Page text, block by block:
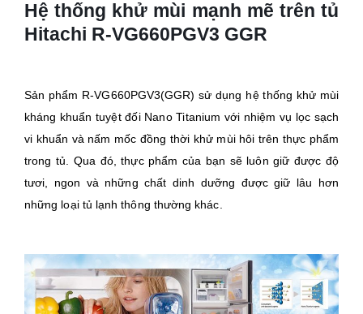
Hệ thống khử mùi mạnh mẽ trên tủ
Hitachi R-VG660PGV3 GGR
Sản phẩm R-VG660PGV3(GGR) sử dụng hệ thống khử mùi
kháng khuẩn tuyệt đối Nano Titanium với nhiệm vụ lọc sạch
vi khuẩn và nấm mốc đồng thời khử mùi hôi trên thực phẩm
trong tủ. Qua đó, thực phẩm của bạn sẽ luôn giữ được độ
tươi, ngon và những chất dinh dưỡng được giữ lâu hơn
những loại tủ lạnh thông thường khác.